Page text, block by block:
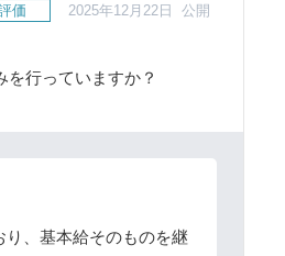
価 2025年12月22日 公開
行っていますか？
り、基本給そのものを継